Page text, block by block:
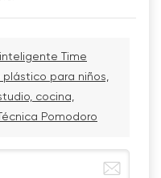
Time
plástico para niños,
cocina,
Pomodoro